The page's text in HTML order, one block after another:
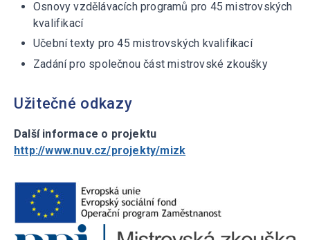
Osnovy vzdělávacích programů pro 45 mistrovských
kvalifikací
Učební texty pro 45 mistrovských kvalifikací
Zadání pro společnou část mistrovské zkoušky
Užitečné odkazy
Další informace o projektu
http://www.nuv.cz/projekty/mizk